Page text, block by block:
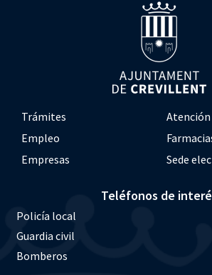
Trámites
Atención
Empleo
Empresas
Sede
Teléfonos de
Policía local
Guardia civil
Bomberos